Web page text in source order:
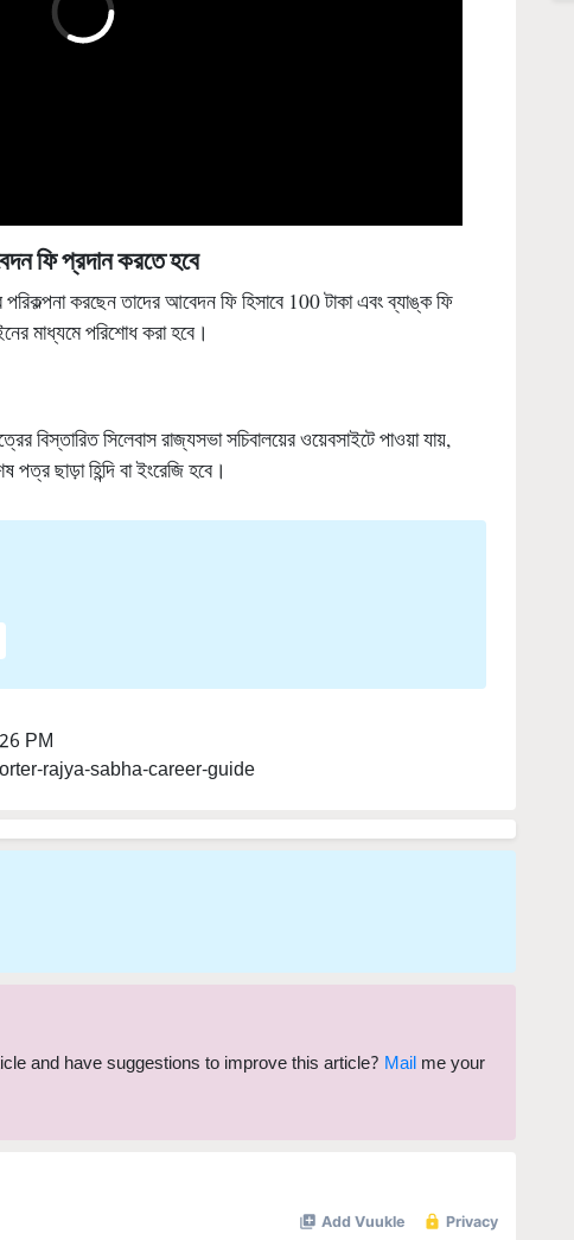
ফি প্রদান করতে হবে
করছেন তাদের আবেদন ফি হিসাবে 100 টাকা এবং ব্যাঙ্ক ফি
মাধ্যমে পরিশোধ করা হবে।
বিস্তারিত সিলেবাস রাজ্যসভা সচিবালয়ের ওয়েবসাইটে পাওয়া যায়,
ছাড়া হিন্দি বা ইংরেজি হবে।
PM
rajya-sabha-career-guide
and have suggestions to improve this article? Mail